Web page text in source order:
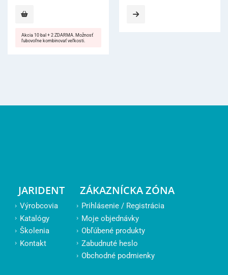
Akcia 10 bal + 2 ZDARMA. Možnosť
ľubovoľne kombinovať veľkosti.
JARIDENT
Výrobcovia
Katalógy
Školenia
Kontakt
ZÁKAZNÍCKA ZÓNA
Prihlásenie / Registrácia
Moje objednávky
Obľúbené produkty
Zabudnuté heslo
Obchodné podmienky